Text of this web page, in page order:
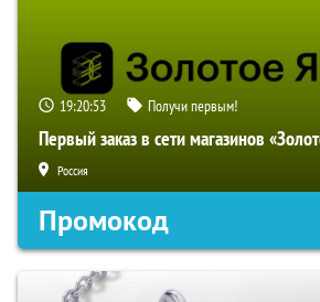
19:20:52 Получи первым!
Первый заказ в сети магазинов
Россия
Промокод